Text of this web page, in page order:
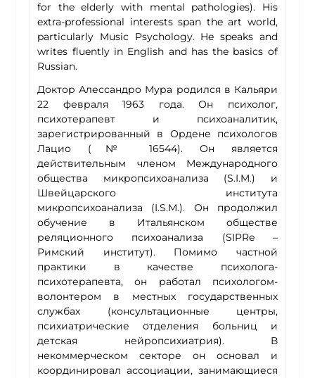
for the elderly with mental pathologies). His
extra-professional interests span the art world,
particularly Music Psychology. He speaks and
writes fluently in English and has the basics of
Russian.
Доктор Алессандро Мура родился в Кальяри
22 февраля 1963 года. Он психолог,
психотерапевт и психоаналитик,
зарегистрированный в Ордене психологов
Лацио (№ 16544). Он является
действительным членом Международного
общества микропсихоанализа (S.I.M.) и
Швейцарского института
микропсихоанализа (I.S.M.). Он продолжил
обучение в Итальянском обществе
реляционного психоанализа (SIPRe –
Римский институт). Помимо частной
практики в качестве психолога-
психотерапевта, он работал психологом-
волонтером в местных государственных
службах (консультационные центры,
психиатрические отделения больниц и
детская нейропсихиатрия). В
некоммерческом секторе он основал и
координировал ассоциации, занимающиеся